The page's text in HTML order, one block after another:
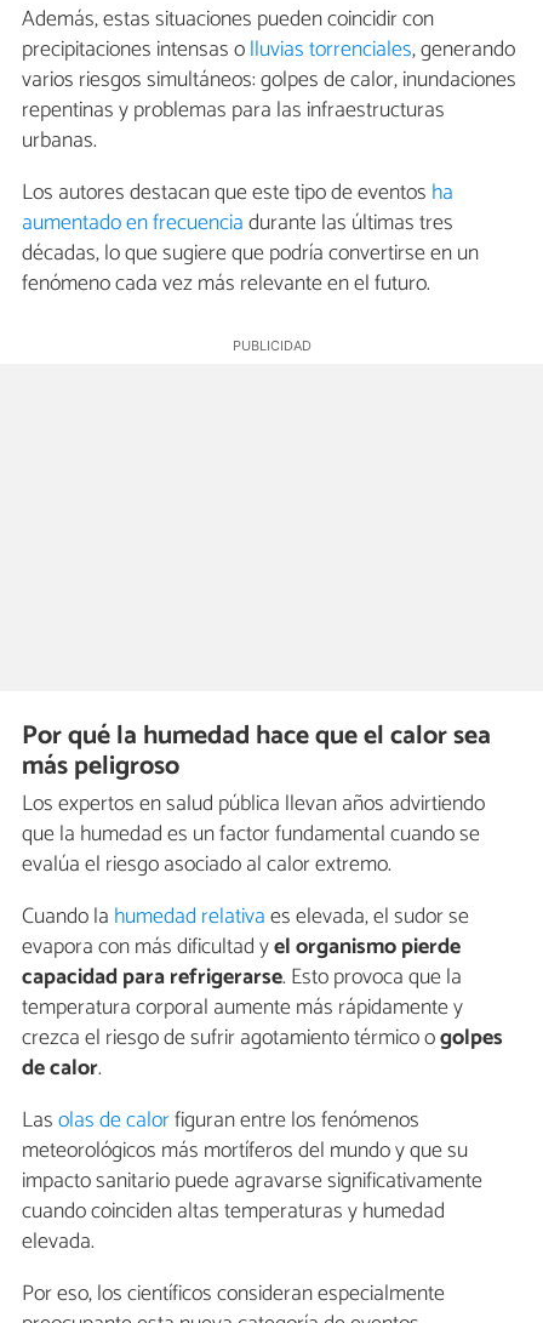
Además, estas situaciones pueden coincidir con
precipitaciones intensas olluvias torrenciales, generando
varios riesgos simultáneos: golpes de calor, inundaciones
repentinas y problemas para las infraestructuras
urbanas.
Los autores destacan que este tipo de eventos ha
aumentado en frecuenciadurante las últimas tres
décadas, lo que sugiere que podría convertirse en un
fenómeno cada vez más relevante en el futuro.
Por qué la humedad hace que el calor sea
más peligroso
Los expertos en salud pública llevan años advirtiendo
que la humedad es un factor fundamental cuando se
evalúa el riesgo asociado al calor extremo.
Cuando la humedad relativaes elevada, el sudor se
evapora con más dificultad yel organismo pierde
capacidad para refrigerarse. Esto provoca que la
temperatura corporal aumente más rápidamente y
crezca el riesgo de sufrir agotamiento térmico ogolpes
de calor.
Lasolas de calorfiguran entre los fenómenos
meteorológicos más mortíferos del mundo y que su
impacto sanitario puede agravarse significativamente
cuando coinciden altas temperaturas y humedad
elevada.
Por eso, los científicos consideran especialmente